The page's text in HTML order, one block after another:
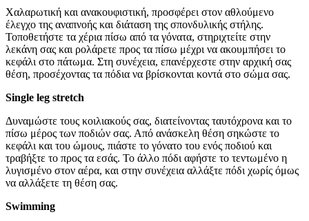
Χαλαρωτική και ανακουφιστική, προσφέρει στον αθλούμενο
έλεγχο της αναπνοής και διάταση της σπονδυλικής στήλης.
Τοποθετήστε τα χέρια πίσω από τα γόνατα, στηριχτείτε στην
λεκάνη σας και ρολάρετε προς τα πίσω μέχρι να ακουμπήσει το
κεφάλι στο πάτωμα. Στη συνέχεια, επανέρχεστε στην αρχική σας
θέση, προσέχοντας τα πόδια να βρίσκονται κοντά στο σώμα σας.
Single leg stretch
Δυναμώστε τους κοιλιακούς σας, διατείνοντας ταυτόχρονα και το
πίσω μέρος των ποδιών σας. Από ανάσκελη θέση σηκώστε το
κεφάλι και του ώμους, πιάστε το γόνατο του ενός ποδιού και
τραβήξτε το προς τα εσάς. Το άλλο πόδι αφήστε το τεντωμένο η
λυγισμένο στον αέρα, και στην συνέχεια αλλάξτε πόδι χωρίς όμως
να αλλάξετε τη θέση σας.
Swimming